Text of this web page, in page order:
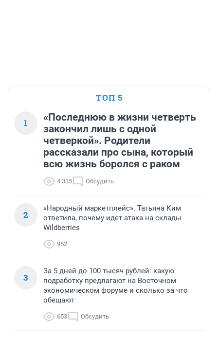
ТОП 5
1
«Последнюю в жизни четверть
закончил лишь с одной
четверкой». Родители
рассказали про сына, который
всю жизнь боролся с раком
4 335 Обсудить
2
«Народный маркетплейс». Татьяна Ким
ответила, почему идет атака на склады
Wildberries
952
3
За 5 дней до 100 тысяч рублей: какую
подработку предлагают на Восточном
экономическом форуме и сколько за что
обещают
653 Обсудить